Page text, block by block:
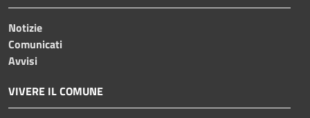
Notizie
Comunicati
Avvisi
VIVERE IL COMUNE